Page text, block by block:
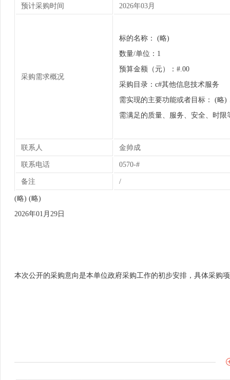
预计采购时间 2026年03月
采购需求概况
标的名称： (略)
数量/单位：1
预算金额（元）：#.00
采购目录：c#其他信息技术服务
需实现的主要功能或者目标： (略
需满足的质量、服务、安全、时
联系人 金帅成
联系电话 0570-#
备注 /
(略) (略)
2026年01月29日
本次公开的采购意向是本单位政府采购工作的初步安排，具体采购